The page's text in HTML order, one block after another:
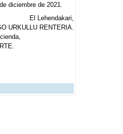
diciembre de 2021.
El Lehendakari,
URKULLU RENTERIA.